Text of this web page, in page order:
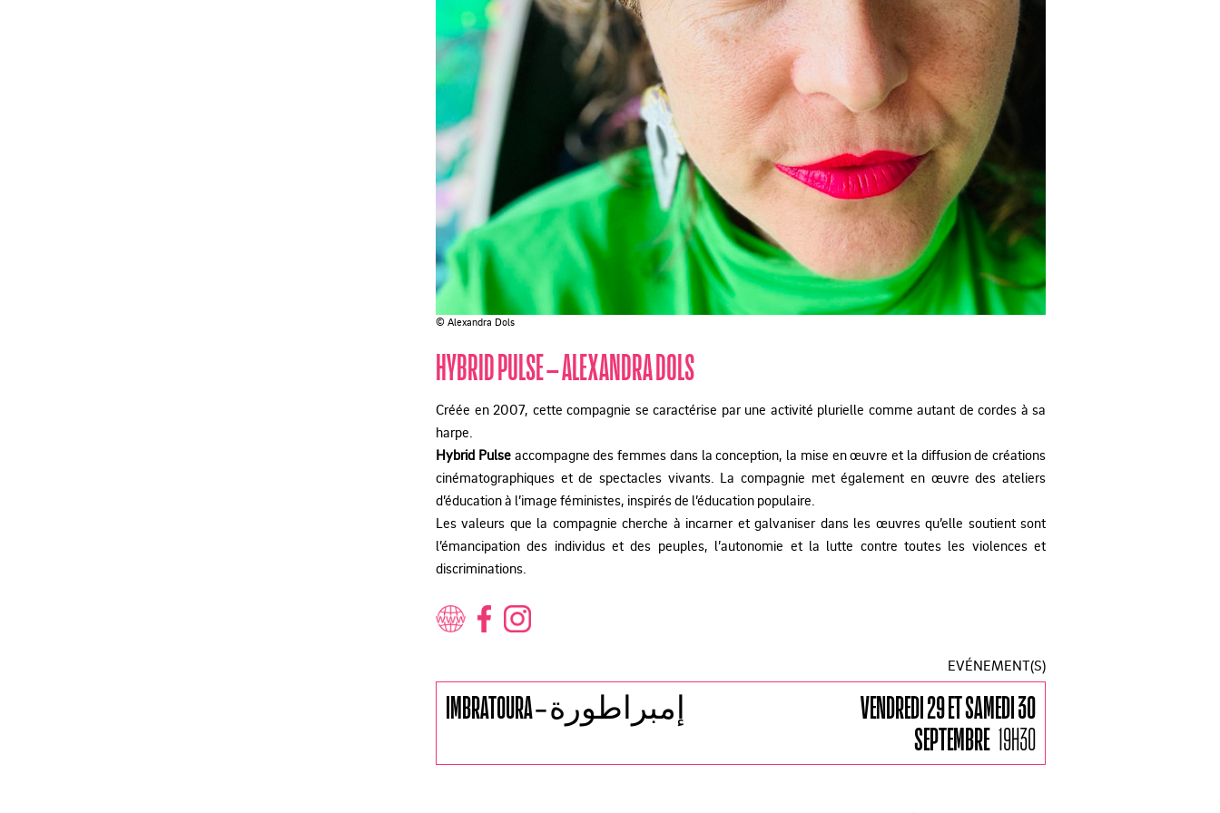
© Alexandra Dols
HYBRID PULSE – ALEXANDRA DOLS
Créée en 2007, cette compagnie se caractérise par une activité plurielle comme autant de cordes à sa
harpe.
Hybrid Pulseaccompagne des femmes dans la conception, la mise en œuvre et la diffusion de créations
cinématographiques et de spectacles vivants. La compagnie met également en œuvre des ateliers
d’éducation à l’image féministes, inspirés de l’éducation populaire.
Les valeurs que la compagnie cherche à incarner et galvaniser dans les œuvres qu’elle soutient sont
l’émancipation des individus et des peuples, l’autonomie et la lutte contre toutes les violences et
discriminations.
EVÉNEMENT(S)
IMBRATOURA – إمبراطورة
VENDREDI 29 ET SAMEDI 30
SEPTEMBRE 19H30